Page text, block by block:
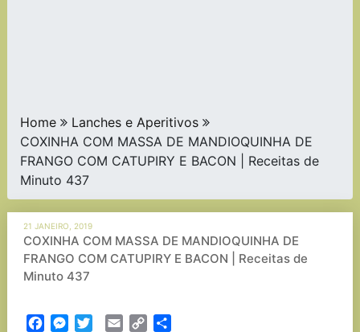
Home
Lanches e Aperitivos
COXINHA COM MASSA DE MANDIOQUINHA DE
FRANGO COM CATUPIRY E BACON | Receitas de
Minuto 437
21 JANEIRO, 2019
COXINHA COM MASSA DE MANDIOQUINHA DE
FRANGO COM CATUPIRY E BACON | Receitas de
Minuto 437
FacebookMessenger
TwitterEmail Copy